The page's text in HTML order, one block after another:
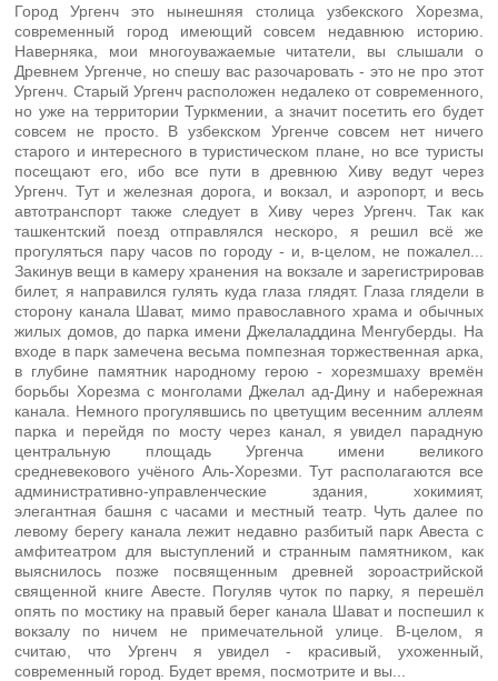
Город Ургенч это нынешняя столица узбекского Хорезма,
современный город имеющий совсем недавнюю историю.
Наверняка, мои многоуважаемые читатели, вы слышали о
Древнем Ургенче, но спешу вас разочаровать - это не про этот
Ургенч. Старый Ургенч расположен недалеко от современного,
но уже на территории Туркмении, а значит посетить его будет
совсем не просто. В узбекском Ургенче совсем нет ничего
старого и интересного в туристическом плане, но все туристы
посещают его, ибо все пути в древнюю Хиву ведут через
Ургенч. Тут и железная дорога, и вокзал, и аэропорт, и весь
автотранспорт также следует в Хиву через Ургенч. Так как
ташкентский поезд отправлялся нескоро, я решил всё же
прогуляться пару часов по городу - и, в-целом, не пожалел...
Закинув вещи в камеру хранения на вокзале и зарегистрировав
билет, я направился гулять куда глаза глядят. Глаза глядели в
сторону канала Шават, мимо православного храма и обычных
жилых домов, до парка имени Джелаладдина Менгуберды. На
входе в парк замечена весьма помпезная торжественная арка,
в глубине памятник народному герою - хорезмшаху времён
борьбы Хорезма с монголами Джелал ад-Дину и набережная
канала. Немного прогулявшись по цветущим весенним аллеям
парка и перейдя по мосту через канал, я увидел парадную
центральную площадь Ургенча имени великого
средневекового учёного Аль-Хорезми. Тут располагаются все
административно-управленческие здания, хокимият,
элегантная башня с часами и местный театр. Чуть далее по
левому берегу канала лежит недавно разбитый парк Авеста с
амфитеатром для выступлений и странным памятником, как
выяснилось позже посвященным древней зороастрийской
священной книге Авесте. Погуляв чуток по парку, я перешёл
опять по мостику на правый берег канала Шават и поспешил к
вокзалу по ничем не примечательной улице. В-целом, я
считаю, что Ургенч я увидел - красивый, ухоженный,
современный город. Будет время, посмотрите и вы...